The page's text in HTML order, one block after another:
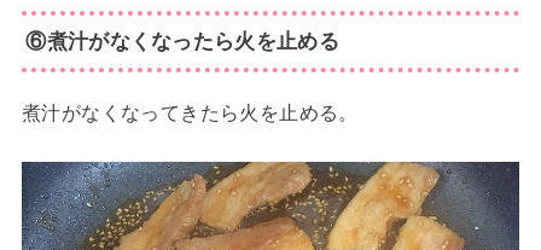
⑥煮汁がなくなったら火を止める
煮汁がなくなってきたら火を止める。